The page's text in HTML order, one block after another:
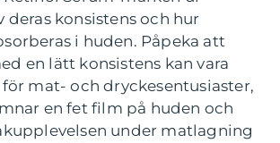
deras konsistens och hur
i huden. Påpeka att
en lätt konsistens kan vara
mat- och dryckesentusiaster,
en fet film på huden och
under matlagning